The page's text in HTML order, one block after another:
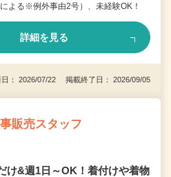
よる※例外事由2号）、未経験OK！
詳細を見る
日： 2026/07/22 掲載終了日： 2026/09/05
販売スタッフ
け&週1日～OK！着付けや着物